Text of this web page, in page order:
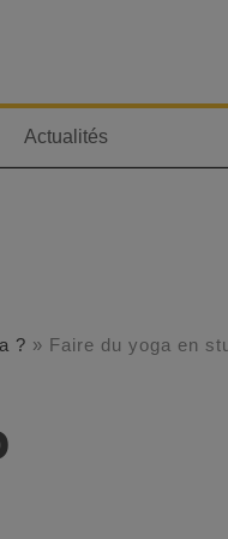
Actualités
? » Faire du yoga en